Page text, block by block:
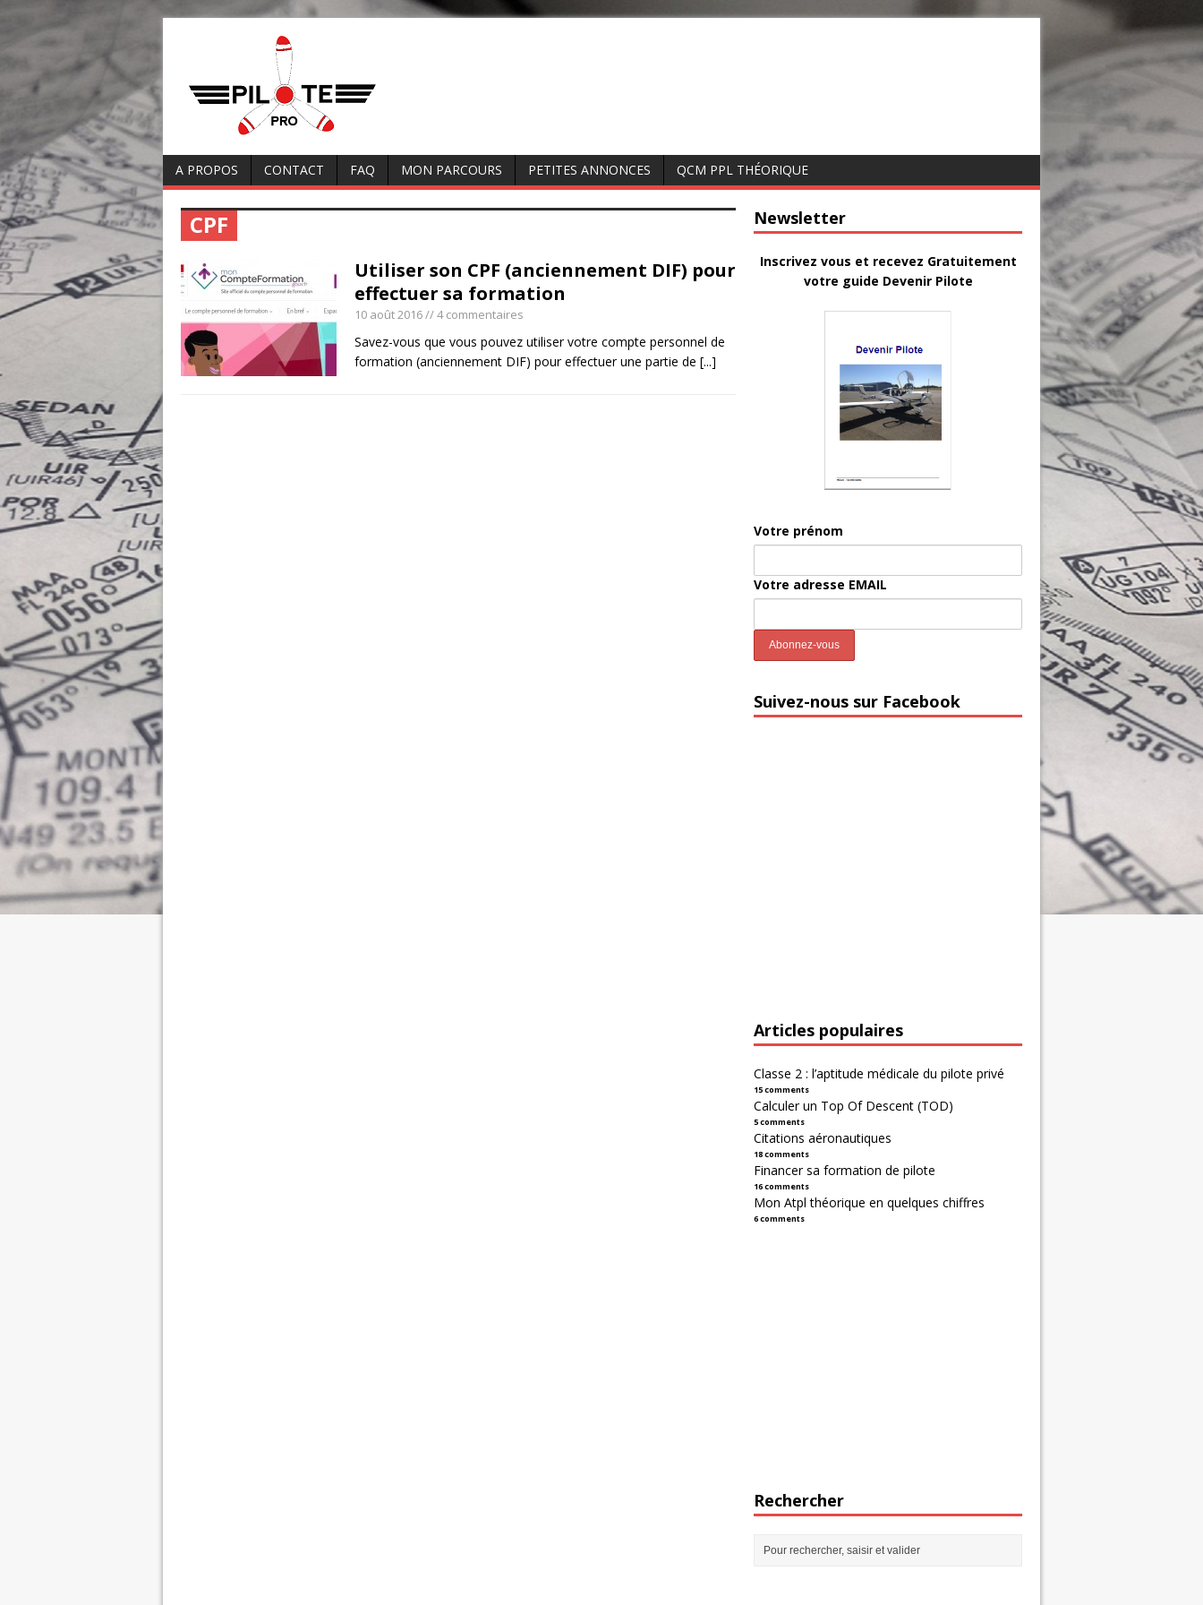
A PROPOS CONTACT FAQ MON PARCOURS PETITES ANNONCES QCM PPL THÉORIQUE
CPF
Utiliser son CPF (anciennement DIF) pour
effectuer sa formation
10 août 2016// 4 commentaires
Savez-vous que vous pouvez utiliser votre compte personnel de
formation (anciennement DIF) pour effectuer une partie de [...]
Newsletter
Inscrivez vous et recevez Gratuitement
votre guide Devenir Pilote
Votre prénom
Votre adresse EMAIL
Suivez-nous sur Facebook
Articles populaires
Classe 2 : l’aptitude médicale du pilote privé
15 comments
Calculer un Top Of Descent (TOD)
5 comments
Citations aéronautiques
18 comments
Financer sa formation de pilote
16 comments
Mon Atpl théorique en quelques chiffres
6 comments
Rechercher